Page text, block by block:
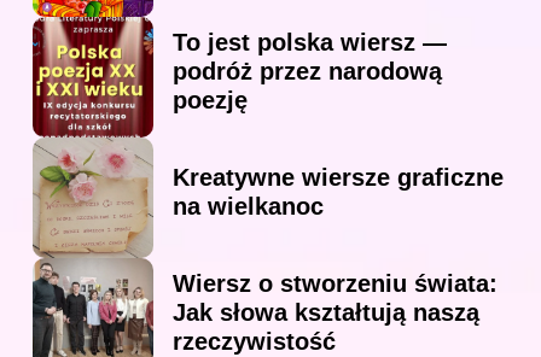
To jest polska wiersz —
podróż przez narodową
poezję
Kreatywne wiersze graficzne
na wielkanoc
Wiersz o stworzeniu świata:
Jak słowa kształtują naszą
rzeczywistość